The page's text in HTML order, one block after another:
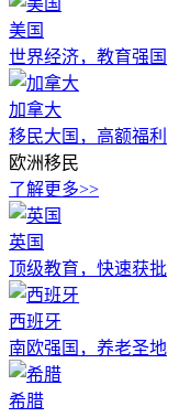
美国
世界经济，教育强国
加拿大
移民大国，高额福利
欧洲移民
了解更多>>
英国
顶级教育，快速获批
西班牙
南欧强国，养老圣地
希腊